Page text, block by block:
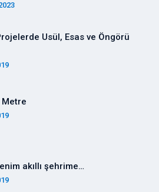
Usül, Esas ve Öngörü
Metre
akıllı şehrime…